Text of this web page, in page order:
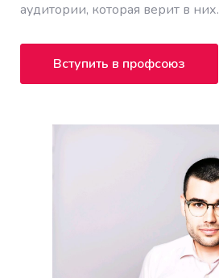
аудитории, которая верит в них.
Вступить в профсоюз